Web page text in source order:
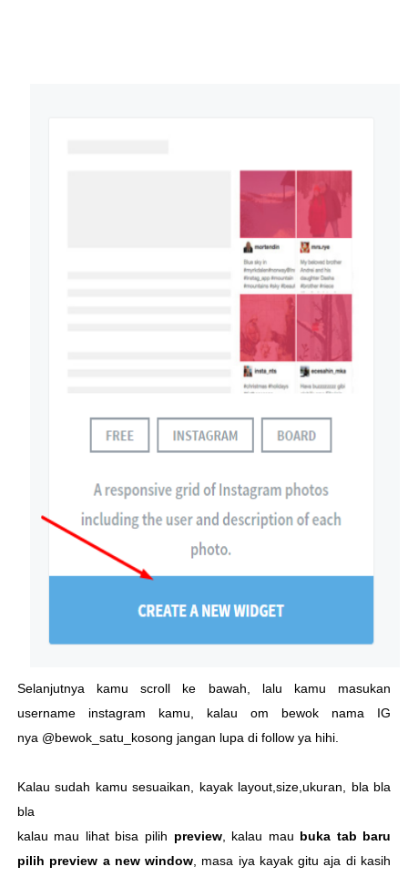
Selanjutnya kamu scroll ke bawah, lalu kamu masukan
username instagram kamu, kalau om bewok nama IG
nya @bewok_satu_kosong jangan lupa di follow ya hihi.
Kalau sudah kamu sesuaikan, kayak layout,size,ukuran, bla bla
bla
kalau mau lihat bisa pilih preview, kalau mau buka tab baru
pilih preview a new window , masa iya kayak gitu aja di kasih